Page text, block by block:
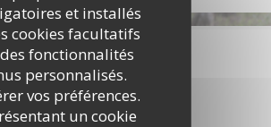
et installés
cookies facultatifs
fonctionnalités
personnalisés.
vos préférences.
un cookie